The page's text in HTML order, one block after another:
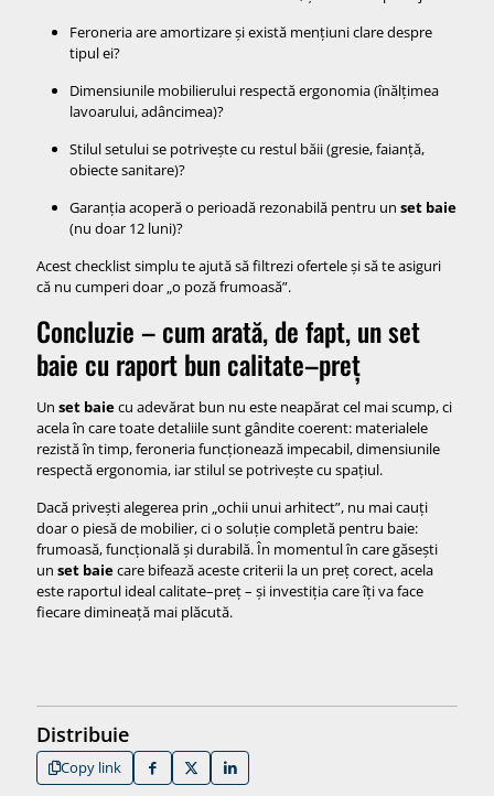
Feroneria are amortizare și există mențiuni clare despre
tipul ei?
Dimensiunile mobilierului respectă ergonomia (înălțimea
lavoarului, adâncimea)?
Stilul setului se potrivește cu restul băii (gresie, faianță,
obiecte sanitare)?
Garanția acoperă o perioadă rezonabilă pentru un set baie
(nu doar 12 luni)?
Acest checklist simplu te ajută să filtrezi ofertele și să te asiguri
că nu cumperi doar „o poză frumoasă”.
Concluzie – cum arată, de fapt, un set
baie cu raport bun calitate–preț
Un set baiecu adevărat bun nu este neapărat cel mai scump, ci
acela în care toate detaliile sunt gândite coerent: materialele
rezistă în timp, feroneria funcționează impecabil, dimensiunile
respectă ergonomia, iar stilul se potrivește cu spațiul.
Dacă privești alegerea prin „ochii unui arhitect”, nu mai cauți
doar o piesă de mobilier, ci o soluție completă pentru baie:
frumoasă, funcțională și durabilă. În momentul în care găsești
un set baiecare bifează aceste criterii la un preț corect, acela
este raportul ideal calitate–preț – și investiția care îți va face
fiecare dimineață mai plăcută.
Distribuie
Copy link